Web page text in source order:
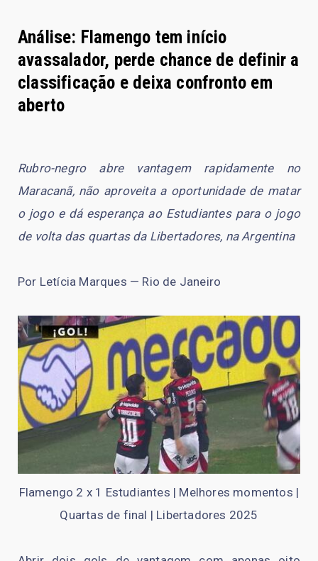
Análise: Flamengo tem início
avassalador, perde chance de definir a
classificação e deixa confronto em
aberto
Rubro-negro abre vantagem rapidamente no
Maracanã, não aproveita a oportunidade de matar
o jogo e dá esperança ao Estudiantes para o jogo
de volta das quartas da Libertadores, na Argentina
Por Letícia Marques — Rio de Janeiro
Flamengo 2 x 1 Estudiantes | Melhores momentos |
Quartas de final | Libertadores 2025